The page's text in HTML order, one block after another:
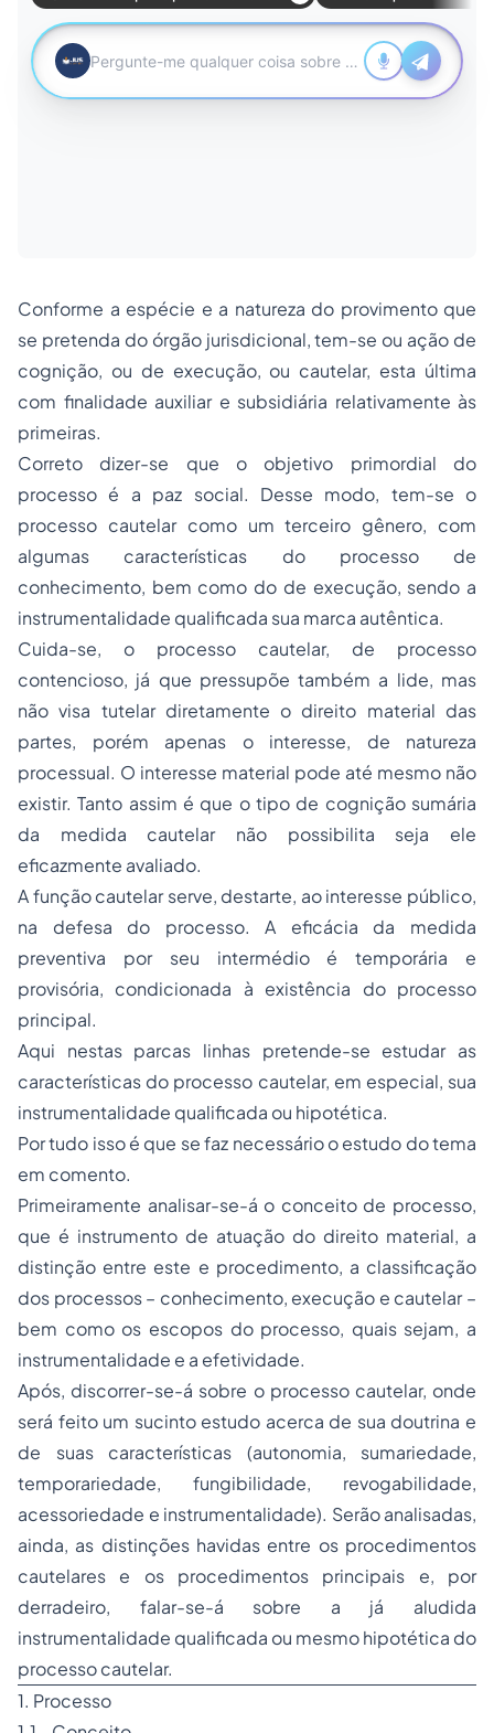
Conforme a espécie e a natureza do provimento que
se pretenda do órgão jurisdicional, tem-se ou ação de
cognição, ou de execução, ou cautelar, esta última
com finalidade auxiliar e subsidiária relativamente às
primeiras.
Correto dizer-se que o objetivo primordial do
processo é a paz social. Desse modo, tem-se o
processo cautelar como um terceiro gênero, com
algumas características do processo de
conhecimento, bem como do de execução, sendo a
instrumentalidade qualificada sua marca autêntica.
Cuida-se, o processo cautelar, de processo
contencioso, já que pressupõe também a lide, mas
não visa tutelar diretamente o direito material das
partes, porém apenas o interesse, de natureza
processual. O interesse material pode até mesmo não
existir. Tanto assim é que o tipo de cognição sumária
da medida cautelar não possibilita seja ele
eficazmente avaliado.
A função cautelar serve, destarte, ao interesse público,
na defesa do processo. A eficácia da medida
preventiva por seu intermédio é temporária e
provisória, condicionada à existência do processo
principal.
Aqui nestas parcas linhas pretende-se estudar as
características do processo cautelar, em especial, sua
instrumentalidade qualificada ou hipotética.
Por tudo isso é que se faz necessário o estudo do tema
em comento.
Primeiramente analisar-se-á o conceito de processo,
que é instrumento de atuação do direito material, a
distinção entre este e procedimento, a classificação
dos processos – conhecimento, execução e cautelar –
bem como os escopos do processo, quais sejam, a
instrumentalidade e a efetividade.
Após, discorrer-se-á sobre o processo cautelar, onde
será feito um sucinto estudo acerca de sua doutrina e
de suas características (autonomia, sumariedade,
temporariedade, fungibilidade, revogabilidade,
acessoriedade e instrumentalidade). Serão analisadas,
ainda, as distinções havidas entre os procedimentos
cautelares e os procedimentos principais e, por
derradeiro, falar-se-á sobre a já aludida
instrumentalidade qualificada ou mesmo hipotética do
processo cautelar.
1. Processo